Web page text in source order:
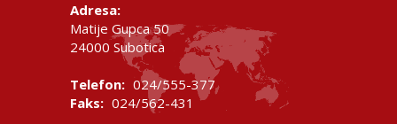
Adresa:
Matije Gupca 50
24000 Subotica
Telefon: 024/555-377
Faks: 024/562-431